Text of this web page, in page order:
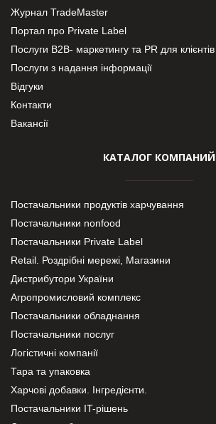
Журнал TradeMaster
Портал про Private Label
Послуги В2В- маркетингу та PR для клієнтів
Послуги з надання інформації
Відгуки
Контакти
Вакансії
КАТАЛОГ КОМПАНИЙ
Постачальники продуктів харчування
Постачальники nonfood
Постачальники Private Label
Retail. Роздрібні мережі, Магазини
Дистрибутори України
Агропромисловий комплекс
Постачальники обладнання
Постачальники послуг
Логістичні компанії
Тара та упаковка
Харчові добавки. Інгредієнти.
Постачальники IT-рішень